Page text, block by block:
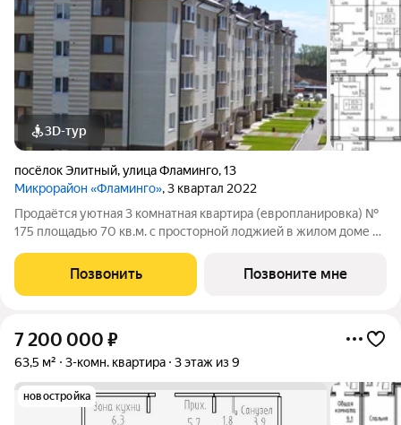
3D-тур
посёлок Элитный,улица Фламинго,13
Микрорайон «Фламинго», 3 квартал 2022
Продаётся уютная 3 комнатная квартира (европланировка) №
175 площадью 70 кв.м. с просторной лоджией в жилом доме по
13.Расположение дома предоставляет отличную возможность
для тех, кто
Позвонить Позвоните мне
7 200 000 ₽
63,5 м² 3-комн. квартира 3 этаж из 9
новостройка